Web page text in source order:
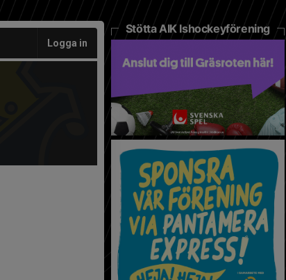
Logga in
Stötta AIK Ishockeyförening